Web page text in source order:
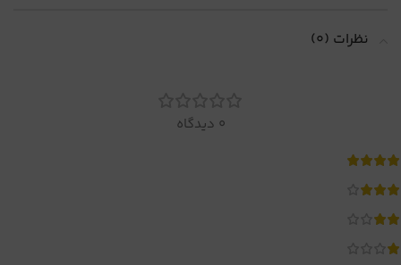
نظرات (0)
0 دیدگاه